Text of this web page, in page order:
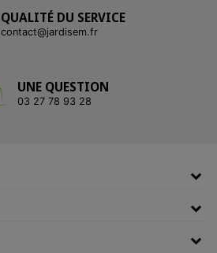
QUALITÉ DU SERVICE
contact@jardisem.fr
UNE QUESTION
03 27 78 93 28